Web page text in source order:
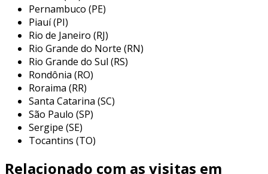
assistências técnicas. o compromisso da caliper
com a solução de problemas e a qualidade de
seus produtos e serviços são os pilares que
sustentam sua reputação no mercado.
Pernambuco (PE)
Piauí (PI)
Rio de Janeiro (RJ)
Rio Grande do Norte (RN)
Rio Grande do Sul (RS)
Rondônia (RO)
Roraima (RR)
Santa Catarina (SC)
São Paulo (SP)
Sergipe (SE)
Tocantins (TO)
Relacionado com as visitas em